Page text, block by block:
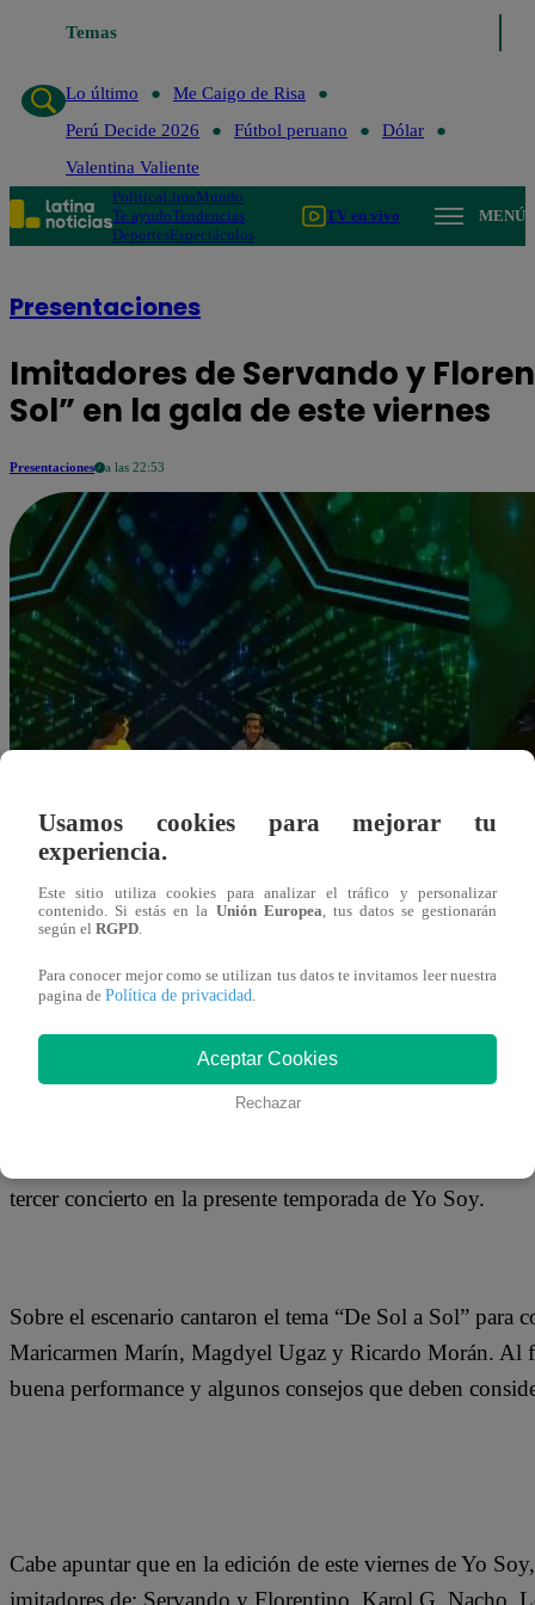
Temas
Lo último
Me Caigo de Risa
Perú Decide 2026
Fútbol peruano
Dólar
Valentina Valiente
PolíticaLimaMundo
Te ayudoTendencias
DeportesEspectáculos
TV en vivo MENÚ
Presentaciones
Imitadores de Servando y
Sol” en la gala de este viernes
Presentaciones a las 22:53
Redacción Latina
Luis y Edgar, los imitadores de los cantantes
tercer concierto en la presente temporada de Yo Soy.
Sobre el escenario cantaron el tema “De Sol a Sol”
Maricarmen Marín, Magdyel Ugaz y Ricardo Morán. Al
buena performance y algunos consejos que deben
Cabe apuntar que en la edición de este viernes de Yo
imitadores de: Servando y Florentino, Karol G, Nacho,
Usamos cookies para mejorar tu
experiencia.
Este sitio utiliza cookies para analizar el tráfico y personalizar
contenido. Si estás en la Unión Europea, tus datos se gestionarán
según el RGPD.
Para conocer mejor como se utilizan tus datos te invitamos leer nuestra
pagina de Política de privacidad.
Aceptar Cookies
Rechazar